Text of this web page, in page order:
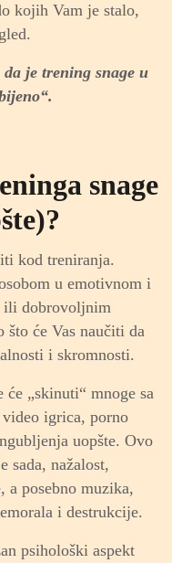
kojih Vam je stalo,
je trening snage u
snage
kod treniranja.
u emotivnom i
ili dobrovoljnim
što će Vas naučiti da
i skromnosti.
„skinuti“ mnoge sa
igrica, porno
uopšte. Ovo
sada, nažalost,
posebno muzika,
i destrukcije.
psihološki aspekt